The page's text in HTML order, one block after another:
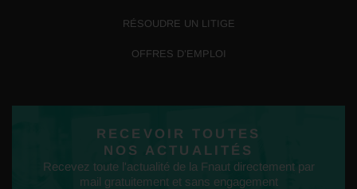
RÉSOUDRE UN LITIGE
OFFRES D’EMPLOI
RECEVOIR TOUTES
NOS ACTUALITÉS
Recevez toute l'actualité de la Fnaut directement par
mail gratuitement et sans engagement